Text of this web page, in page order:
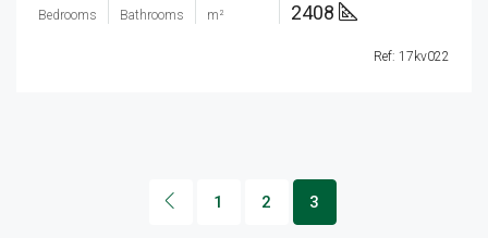
Bedrooms Bathrooms m² 2408
Ref: 17kv022
1 2 3